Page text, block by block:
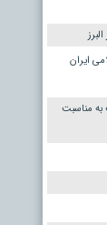
ایران
مناسبت